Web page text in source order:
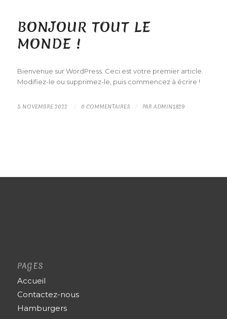
BONJOUR TOUT LE
MONDE !
Bienvenue sur WordPress. Ceci est votre premier article.
Modifiez-le ou supprimez-le, puis commencez à écrire !
5 NOVEMBRE 2022 / 0 COMMENTAIRES / PAR ADMIN1829
PAGES
Accueil
Contactez-nous
Hamburgers